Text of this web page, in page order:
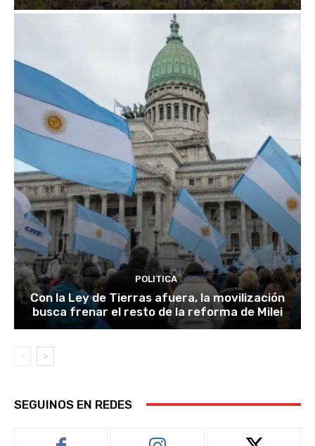
POLITICA
Con la Ley de Tierras afuera, la movilización
busca frenar el resto de la reforma de Milei
SEGUINOS EN REDES